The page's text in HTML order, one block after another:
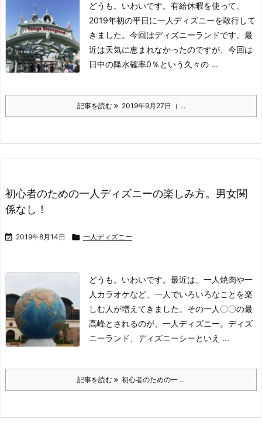
どうも。いわいです。 有給休暇を使って、
2019年初の平日に一人ディズニーを敢行して
きました。 今回はディズニーランドです。 最
近は天気に恵まれなかったのですが、今回は
日中の降水確率0％という久々の ...
記事を読む 2019年9月27日（ ...
初心者のための一人ディズニーの楽しみ方。男女関
係なし！
 2019年8月14日  一人ディズニー
どうも。いわいです。 最近は、一人焼肉や一
人カラオケなど、一人でいろいろなことを楽
しむ人が増えてきました。 その一人〇〇の最
高峰とされるのが、一人ディズニー。 ディズ
ニーランド、ディズニーシーといえ ...
記事を読む 初心者のための一 ...